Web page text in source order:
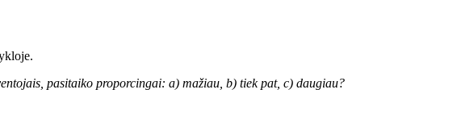
pasitaiko proporcingai: a) mažiau, b) tiek pat, c) daugiau?